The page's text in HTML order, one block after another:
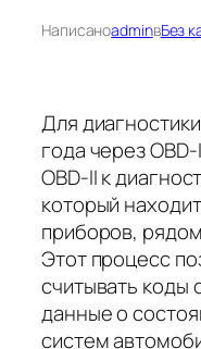
НаписаноadminвБез
Для
года через
OBD-II к
который
приборов,
Этот процесс
считывать коды
данные о
систем